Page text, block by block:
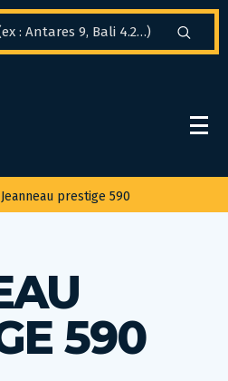
Jeanneau prestige 590
590